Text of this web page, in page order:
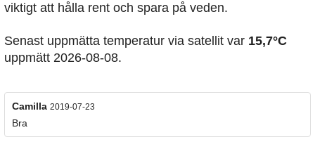
viktigt att hålla rent och spara på veden.
Senast uppmätta temperatur via satellit var 15,7°C
uppmätt 2026-08-08.
Camilla 2019-07-23
Bra